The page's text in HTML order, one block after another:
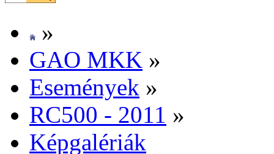
»
GAO MKK »
Ese­mé­nyek »
RC500 - 2011 »
Kép­ga­lé­ri­ák